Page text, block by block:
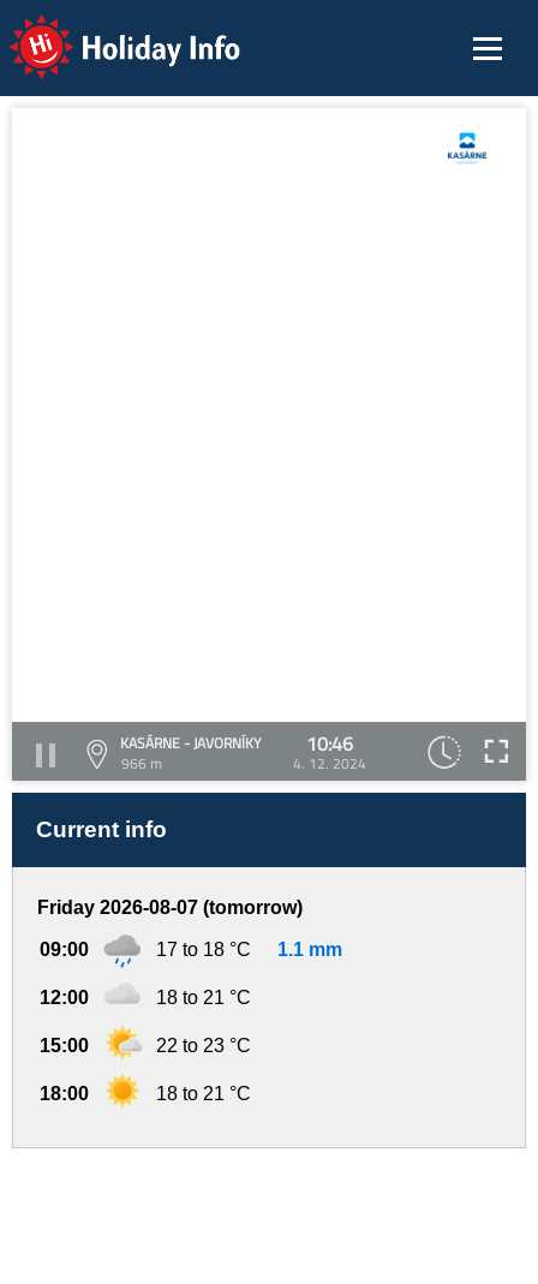
Holiday Info
KASÁRNE - JAVORNÍKY
966 m
10:46
4. 12. 2024
Current info
Friday 2026-08-07 (tomorrow)
09:00 17 to 18 °C 1.1 mm
12:00 18 to 21 °C
15:00 22 to 23 °C
18:00 18 to 21 °C